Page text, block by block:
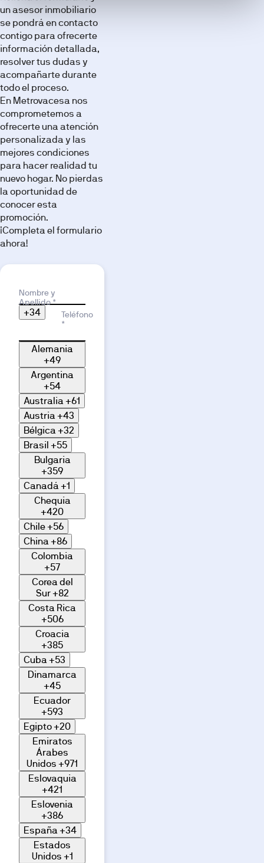
un asesor inmobiliario
se pondrá en contacto
contigo para ofrecerte
información detallada,
resolver tus dudas y
acompañarte durante
todo el proceso.
En Metrovacesa nos
comprometemos a
ofrecerte una atención
personalizada y las
mejores condiciones
para hacer realidad tu
nuevo hogar. No pierdas
la oportunidad de
conocer esta
promoción.
¡Completa el formulario
ahora!
Nombre y
Apellido *
+34
Alemania
+49
Argentina
+54
Australia+61
Austria+43
Bélgica+32
Brasil +55
Bulgaria
+359
Canadá+1
Chequia
+420
Chile+56
China+86
Colombia
+57
Corea del
Sur+82
Costa Rica
+506
Croacia
+385
Cuba+53
Dinamarca
+45
Ecuador
+593
Egipto+20
Emiratos
Árabes
Unidos +971
Eslovaquia
+421
Eslovenia
+386
España+34
Estados
Unidos +1
Teléfono
*
Motivo de interés
promoción
a través
de
nuestra
galería de
imágenes.